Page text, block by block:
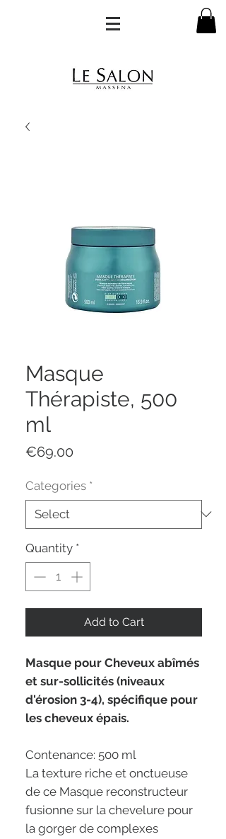
Masque
Thérapiste, 500
ml
€69.00
Categories *
Quantity *
Add to Cart
Masque pour Cheveux abîmés
et sur-sollicités (niveaux
d'érosion 3-4), spécifique pour
les cheveux épais.
Contenance: 500 ml
La texture riche et onctueuse
de ce Masque reconstructeur
fusionne sur la chevelure pour
la gorger de complexes